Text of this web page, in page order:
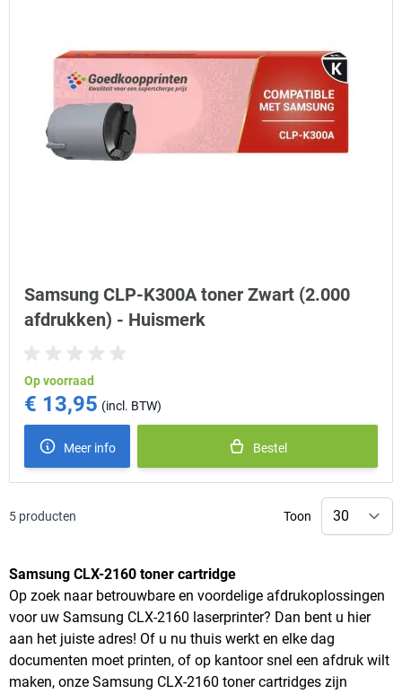
Samsung CLP-K300A toner Zwart (2.000
afdrukken) - Huismerk
Op voorraad
€ 13,95
Meer info Bestel
5 producten Toon
Samsung CLX-2160 toner cartridge
Op zoek naar betrouwbare en voordelige afdrukoplossingen
voor uw Samsung CLX-2160 laserprinter? Dan bent u hier
aan het juiste adres! Of u nu thuis werkt en elke dag
documenten moet printen, of op kantoor snel een afdruk wilt
maken, onze Samsung CLX-2160 toner cartridges zijn